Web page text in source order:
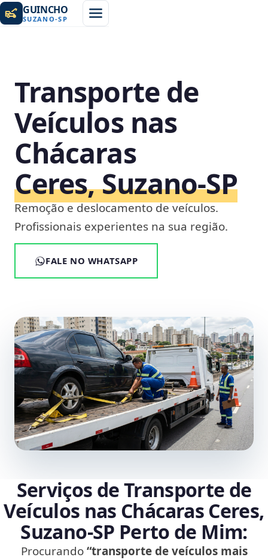
GUINCHO
SUZANO-SP
Transporte de
Veículos nas
Chácaras
Ceres, Suzano‑SP
Remoção e deslocamento de veículos.
Profissionais experientes na sua região.
FALE NO WHATSAPP
Serviços de Transporte de
Veículos nas Chácaras Ceres,
Suzano‑SP Perto de Mim:
Procurando“transporte de veículos mais